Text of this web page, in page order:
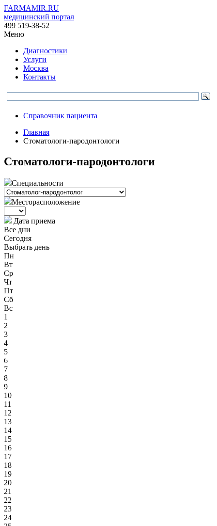
FARMAMIR.RU
медицинский портал
499 519-38-52
Меню
Диагностики
Услуги
Москва
Контакты
Справочник пациента
Главная
Стоматологи-пародонтологи
Стоматологи-пародонтологи
Специальности
Месторасположение
Дата приема
Все дни
Сегодня
Выбрать день
Пн
Вт
Ср
Чт
Пт
Сб
Вс
1
2
3
4
5
6
7
8
9
10
11
12
13
14
15
16
17
18
19
20
21
22
23
24